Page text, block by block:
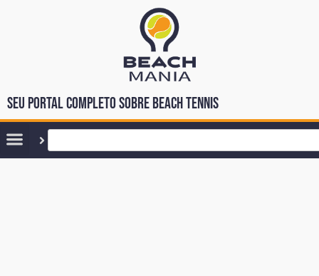
Seu portal completo sobre Beach Tennis